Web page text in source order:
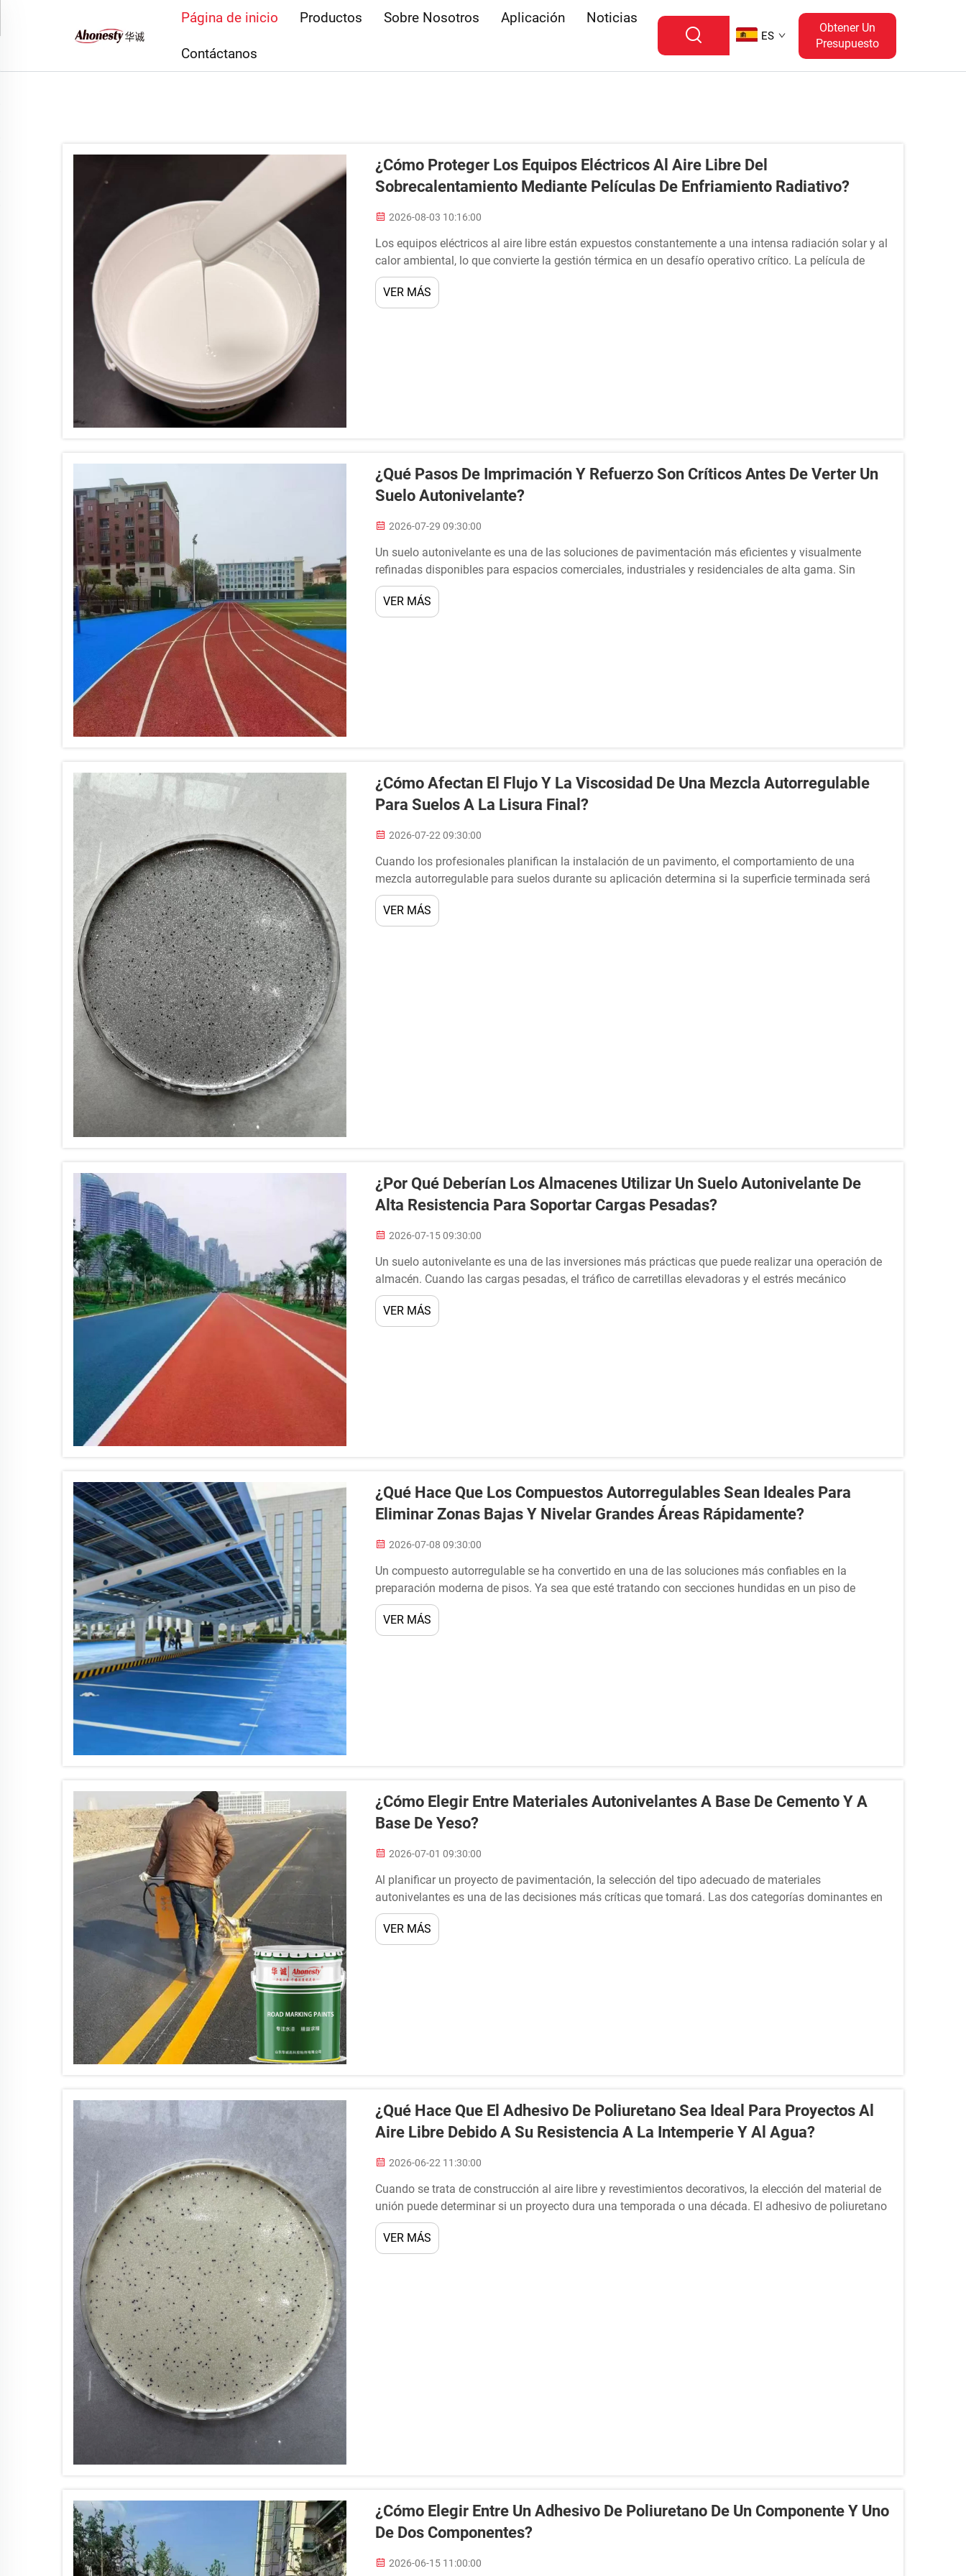
Página de inicio Productos Sobre Nosotros Aplicación Noticias
Contáctanos
ES
Obtener Un
Presupuesto
¿Cómo Proteger Los Equipos Eléctricos Al Aire Libre Del
Sobrecalentamiento Mediante Películas De Enfriamiento Radiativo?
2026-08-03 10:16:00
Los equipos eléctricos al aire libre están expuestos constantemente a una intensa radiación solar y al
calor ambiental, lo que convierte la gestión térmica en un desafío operativo crítico. La película de
enfriamiento radiativo ha surgido como una solución pasiva de enfriamiento eficaz que puede reducir
significativamente...
VER MÁS
¿Qué Pasos De Imprimación Y Refuerzo Son Críticos Antes De Verter Un
Suelo Autonivelante?
2026-07-29 09:30:00
Un suelo autonivelante es una de las soluciones de pavimentación más eficientes y visualmente
refinadas disponibles para espacios comerciales, industriales y residenciales de alta gama. Sin
embargo, el aspecto final y el rendimiento a largo plazo de un suelo autonivelante dependen...
VER MÁS
¿Cómo Afectan El Flujo Y La Viscosidad De Una Mezcla Autorregulable
Para Suelos A La Lisura Final?
2026-07-22 09:30:00
Cuando los profesionales planifican la instalación de un pavimento, el comportamiento de una
mezcla autorregulable para suelos durante su aplicación determina si la superficie terminada será
perfectamente lisa o presentará problemas de textura. Las características de flujo y la viscosidad...
VER MÁS
¿Por Qué Deberían Los Almacenes Utilizar Un Suelo Autonivelante De
Alta Resistencia Para Soportar Cargas Pesadas?
2026-07-15 09:30:00
Un suelo autonivelante es una de las inversiones más prácticas que puede realizar una operación de
almacén. Cuando las cargas pesadas, el tráfico de carretillas elevadoras y el estrés mecánico
constante forman parte de las operaciones diarias, el suelo debe ser capaz de absorber y distribuir...
VER MÁS
¿Qué Hace Que Los Compuestos Autorregulables Sean Ideales Para
Eliminar Zonas Bajas Y Nivelar Grandes Áreas Rápidamente?
2026-07-08 09:30:00
Un compuesto autorregulable se ha convertido en una de las soluciones más confiables en la
preparación moderna de pisos. Ya sea que esté tratando con secciones hundidas en un piso de
almacén o con sustratos irregulares en un espacio comercial, un compuesto autorregulable ofrece...
VER MÁS
¿Cómo Elegir Entre Materiales Autonivelantes A Base De Cemento Y A
Base De Yeso?
2026-07-01 09:30:00
Al planificar un proyecto de pavimentación, la selección del tipo adecuado de materiales
autonivelantes es una de las decisiones más críticas que tomará. Las dos categorías dominantes en
el mercado son los materiales autonivelantes a base de cemento y los materiales autonivelantes a
base de yeso...
VER MÁS
¿Qué Hace Que El Adhesivo De Poliuretano Sea Ideal Para Proyectos Al
Aire Libre Debido A Su Resistencia A La Intemperie Y Al Agua?
2026-06-22 11:30:00
Cuando se trata de construcción al aire libre y revestimientos decorativos, la elección del material de
unión puede determinar si un proyecto dura una temporada o una década. El adhesivo de poliuretano
se ha convertido en la solución preferida por profesionales y contratistas que exigen...
VER MÁS
¿Cómo Elegir Entre Un Adhesivo De Poliuretano De Un Componente Y Uno
De Dos Componentes?
2026-06-15 11:00:00